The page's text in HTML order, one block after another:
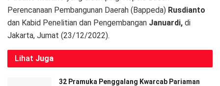
Perencanaan Pembangunan Daerah (Bappeda) Rusdianto
dan Kabid Penelitian dan Pengembangan Januardi, di
Jakarta, Jumat (23/12/2022).
Lihat Juga
32 Pramuka Penggalang Kwarcab Pariaman